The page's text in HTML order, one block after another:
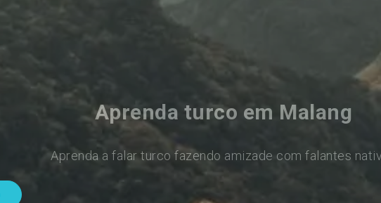
Aprenda turco em Malang
Aprenda a falar turco fazendo amizade com falantes